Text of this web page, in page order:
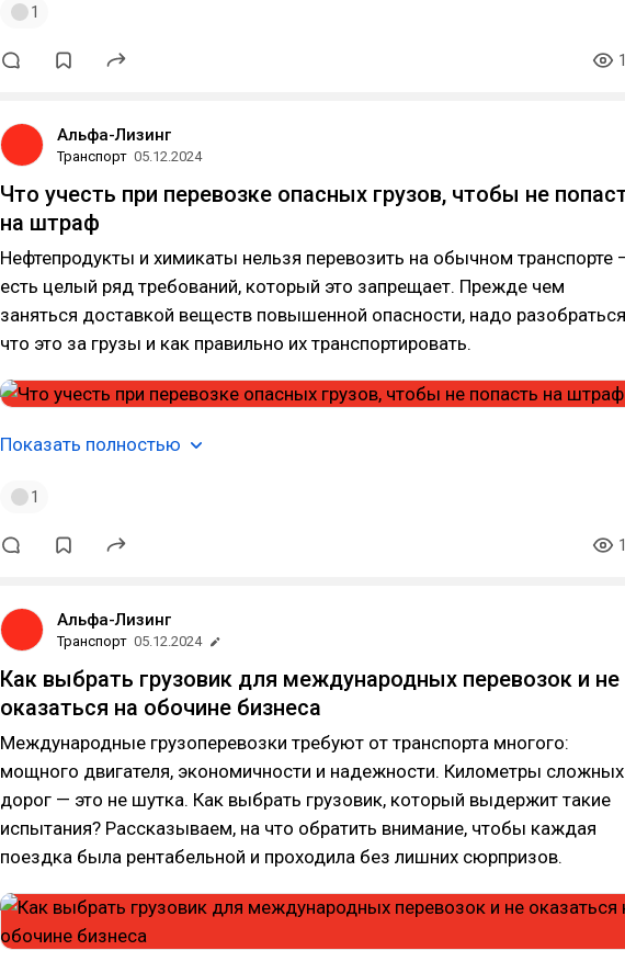
1
Альфа-Лизинг
Транспорт 05.12.2024
Что учесть при перевозке опасных грузов, чтобы не
на штраф
Нефтепродукты и химикаты нельзя перевозить на обычном транспорте
есть целый ряд требований, который это запрещает. Прежде чем
заняться доставкой веществ повышенной опасности, надо
что это за грузы и как правильно их транспортировать.
Показать полностью
1
Альфа-Лизинг
Транспорт 05.12.2024
Как выбрать грузовик для международных перевозок и не
оказаться на обочине бизнеса
Международные грузоперевозки требуют от транспорта многого:
мощного двигателя, экономичности и надежности. Километры сложных
дорог — это не шутка. Как выбрать грузовик, который выдержит такие
испытания? Рассказываем, на что обратить внимание, чтобы каждая
поездка была рентабельной и проходила без лишних сюрпризов.